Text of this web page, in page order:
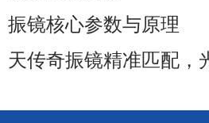
振镜核心参数与原理
天传奇振镜精准匹配